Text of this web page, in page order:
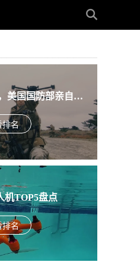
美国国防部亲自下
项目的五款无人机
排名
机TOP5盘点
排名